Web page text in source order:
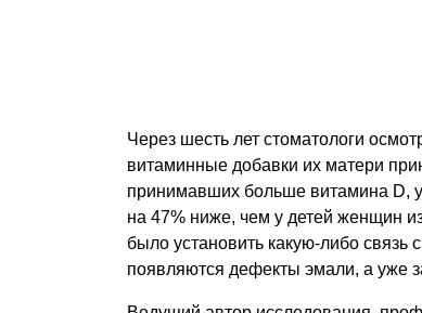
Через шесть лет стоматологи
витаминные добавки их матери
принимавших больше витамина D,
на 47% ниже, чем у детей женщин
было установить какую-либо
появляются дефекты эмали, а уже